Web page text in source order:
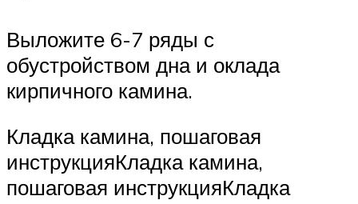
Выложите 6-7 ряды с
обустройством дна и оклада
кирпичного камина.
Кладка камина, пошаговая
инструкцияКладка камина,
пошаговая инструкцияКладка